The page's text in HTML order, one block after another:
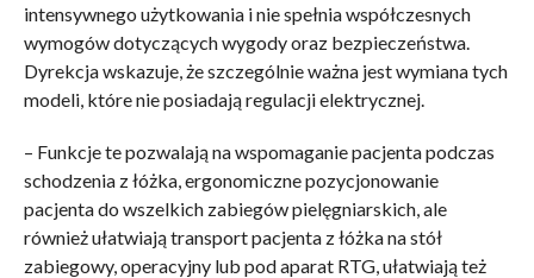
intensywnego użytkowania i nie spełnia współczesnych
wymogów dotyczących wygody oraz bezpieczeństwa.
Dyrekcja wskazuje, że szczególnie ważna jest wymiana tych
modeli, które nie posiadają regulacji elektrycznej.
– Funkcje te pozwalają na wspomaganie pacjenta podczas
schodzenia z łóżka, ergonomiczne pozycjonowanie
pacjenta do wszelkich zabiegów pielęgniarskich, ale
również ułatwiają transport pacjenta z łóżka na stół
zabiegowy, operacyjny lub pod aparat RTG, ułatwiają też